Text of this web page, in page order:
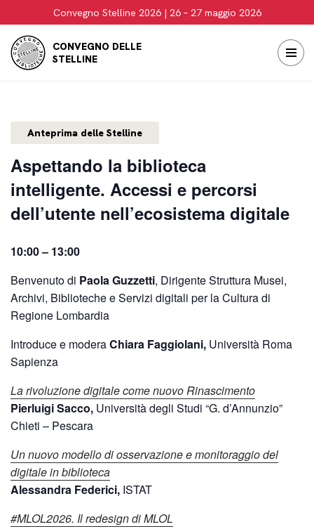
Vai
al
Convegno Stelline 2026 | 26 – 27 maggio 2026
CONVEGNO DELLE
STELLINE
Anteprima delle Stelline
Aspettando la biblioteca
intelligente. Accessi e percorsi
dell’utente nell’ecosistema digitale
10:00 – 13:00
Benvenuto di Paola Guzzetti, Dirigente Struttura Musei,
Archivi, Biblioteche e Servizi digitali per la Cultura di
Regione Lombardia
Introduce e moderaChiara Faggiolani, Università Roma
Sapienza
La rivoluzione digitale come nuovo Rinascimento
Pierluigi Sacco, Università degli Studi “G. d’Annunzio”
Chieti – Pescara
Un nuovo modello di osservazione e monitoraggio del
digitale in biblioteca
Alessandra Federici, ISTAT
#MLOL2026. Il redesign di MLOL